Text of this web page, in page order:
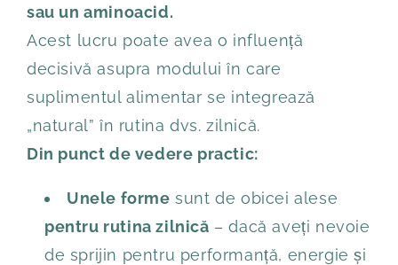
sau un aminoacid.
Acest lucru poate avea o influență
decisivă asupra modului în care
suplimentul alimentar se integrează
„natural” în rutina dvs. zilnică.
Din punct de vedere practic:
Unele forme sunt de obicei alese
pentru rutina zilnică – dacă aveți nevoie
de sprijin pentru performanță, energie și